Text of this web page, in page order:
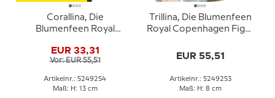
Corallina, Die
Blumenfeen Royal
254
EUR 33,31
Vor: EUR 55,51
Artikelnr.: 5249254
Maß: H: 13 cm
Trillina, Die Blumenfeen
Royal Copenhagen Figur
EUR 55,51
Artikelnr.: 5249253
Maß: H: 8 cm